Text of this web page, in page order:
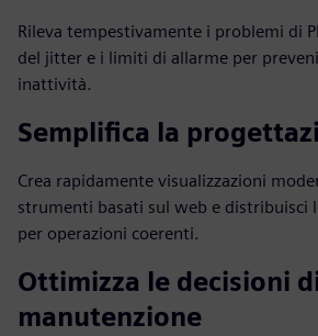
Rileva tempestivamente i problemi di
del jitter e i limiti di allarme per
inattività.
Semplifica la
Crea rapidamente visualizzazioni
strumenti basati sul web e distribuisci
per operazioni coerenti.
Ottimizza le decisioni
manutenzione